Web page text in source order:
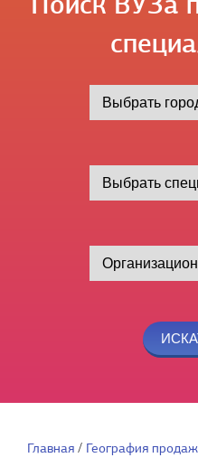
Главная / География продаж